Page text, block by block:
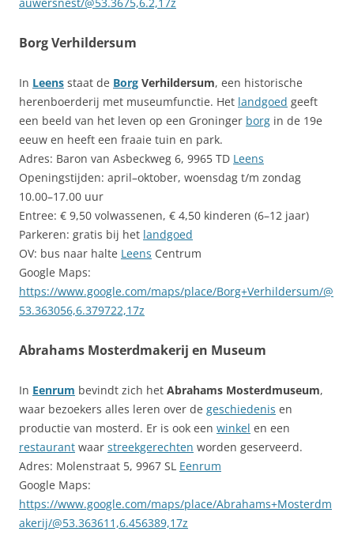
Borg Verhildersum
In Leens staat de Borg Verhildersum, een historische
herenboerderij met museumfunctie. Het landgoed geeft
een beeld van het leven op een Groninger borg in de 19e
eeuw en heeft een fraaie tuin en park.
Adres: Baron van Asbeckweg 6, 9965 TD Leens
Openingstijden: april–oktober, woensdag t/m zondag
10.00–17.00 uur
Entree: € 9,50 volwassenen, € 4,50 kinderen (6–12 jaar)
Parkeren: gratis bij het landgoed
OV: bus naar halte Leens Centrum
Google Maps:
https://www.google.com/maps/place/Borg+Verhildersum/@
53.363056,6.379722,17z
Abrahams Mosterdmakerij en Museum
In Eenrum bevindt zich het Abrahams Mosterdmuseum,
waar bezoekers alles leren over de geschiedenis en
productie van mosterd. Er is ook een winkel en een
restaurant waar streekgerechten worden geserveerd.
Adres: Molenstraat 5, 9967 SL Eenrum
Google Maps:
https://www.google.com/maps/place/Abrahams+Mosterdm
akerij/@53.363611,6.456389,17z